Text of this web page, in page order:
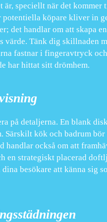
speciellt när det kommer
köpare kliver in
det handlar om att skapa
värde. Tänk dig skillnaden
fastnar i fingeravtryck
har hittat sitt drömhem.
på detaljerna. En blank
kök och badrum
också om att
en strategiskt placerad
besökare att känna sig